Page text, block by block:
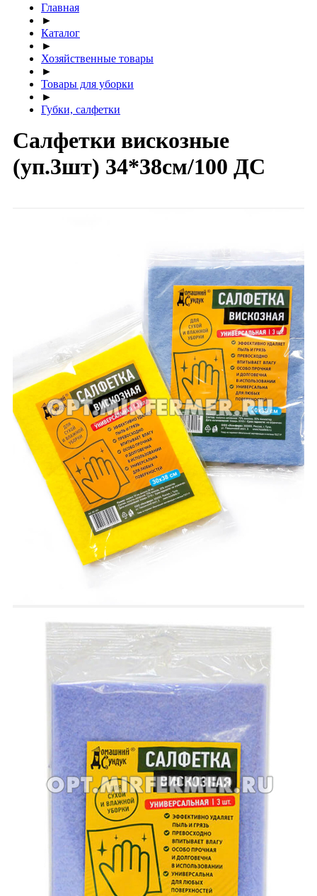
Главная
►
Каталог
►
Хозяйственные товары
►
Товары для уборки
►
Губки, салфетки
Салфетки вискозные
(уп.3шт) 34*38см/100 ДС